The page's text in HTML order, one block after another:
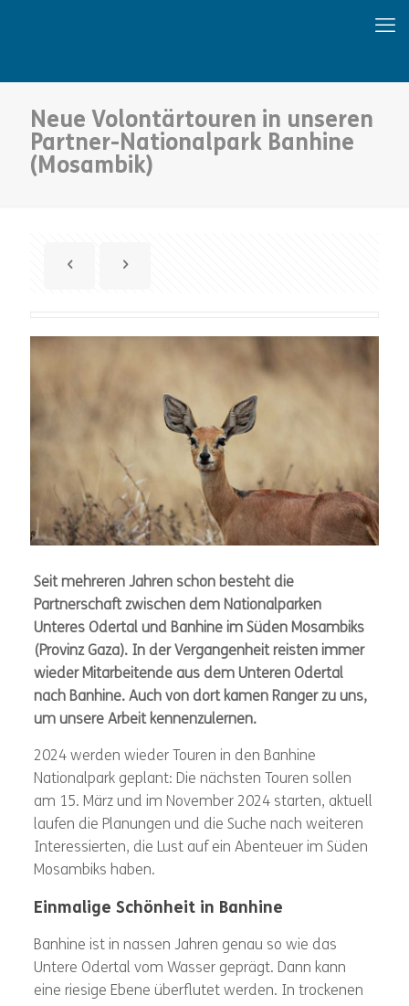
Neue Volontärtouren in unseren
Partner-Nationalpark Banhine
(Mosambik)
Seit mehreren Jahren schon besteht die
Partnerschaft zwischen dem Nationalparken
Unteres Odertal und Banhine im Süden Mosambiks
(Provinz Gaza). In der Vergangenheit reisten immer
wieder Mitarbeitende aus dem Unteren Odertal
nach Banhine. Auch von dort kamen Ranger zu uns,
um unsere Arbeit kennenzulernen.
2024 werden wieder Touren in den Banhine
Nationalpark geplant: Die nächsten Touren sollen
am 15. März und im November 2024 starten, aktuell
laufen die Planungen und die Suche nach weiteren
Interessierten, die Lust auf ein Abenteuer im Süden
Mosambiks haben.
Einmalige Schönheit in Banhine
Banhine ist in nassen Jahren genau so wie das
Untere Odertal vom Wasser geprägt. Dann kann
eine riesige Ebene überflutet werden. In trockenen